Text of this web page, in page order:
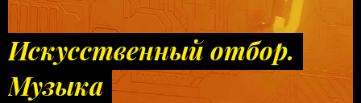
Искусственный отбор.
Музыка